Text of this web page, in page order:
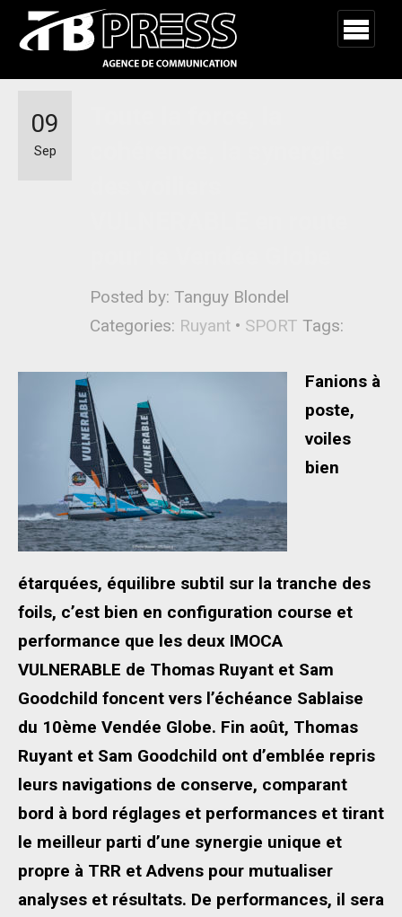
Posted by: Tanguy Blondel
Categories: Ruyant • SPORT Tags:
09
Sep
Fanions à
poste,
voiles
bien
étarquées, équilibre subtil sur la tranche des
foils, c’est bien en configuration course et
performance que les deux IMOCA
VULNERABLE de Thomas Ruyant et Sam
Goodchild foncent vers l’échéance Sablaise
du 10ème Vendée Globe. Fin août, Thomas
Ruyant et Sam Goodchild ont d’emblée repris
leurs navigations de conserve, comparant
bord à bord réglages et performances et tirant
le meilleur parti d’une synergie unique et
propre à TRR et Advens pour mutualiser
analyses et résultats. De performances, il sera